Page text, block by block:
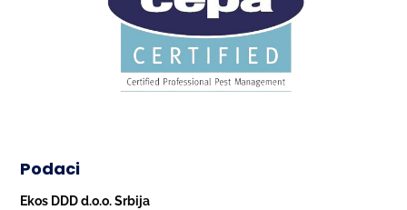
Podaci
Ekos DDD d.o.o. Srbija